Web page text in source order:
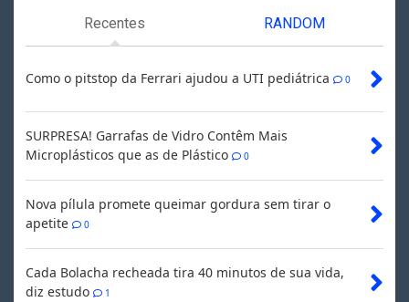
Recentes RANDOM
Como o pitstop da Ferrari ajudou a UTI pediátrica 0
SURPRESA! Garrafas de Vidro Contêm Mais
Microplásticos que as de Plástico
0
Nova pílula promete queimar gordura sem tirar o
apetite
0
Cada Bolacha recheada tira 40 minutos de sua vida,
diz estudo
1